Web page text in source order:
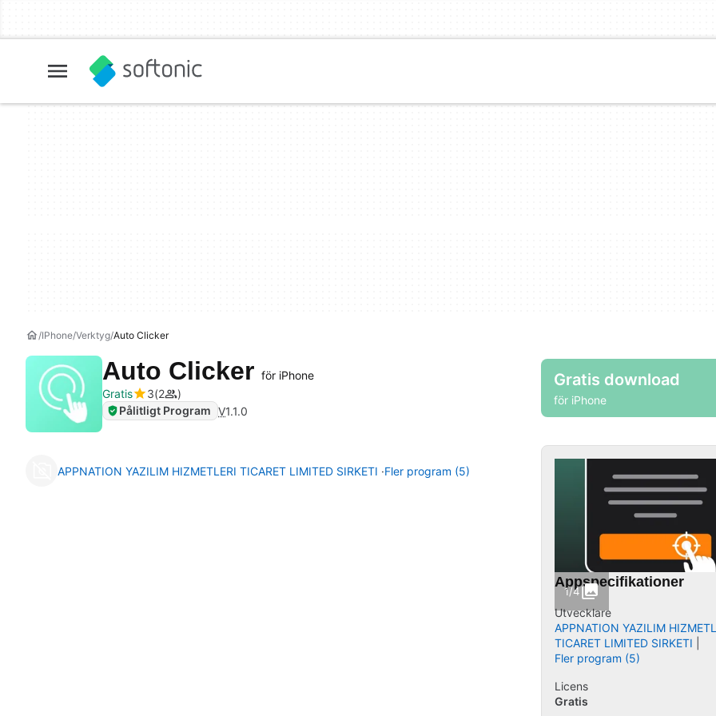
IPhone Verktyg Auto Clicker
Auto Clicker för iPhone
Gratis
3 2
Pålitligt Program V1.1.0
Gratis download
för iPhone
APPNATION YAZILIM HIZMETLERI TICARET LIMITED SIRKETI Fler program (5)
1/4
Appspecifikationer
Utvecklare
APPNATION YAZILIM
TICARET LIMITED SIRKETI
Fler program (5)
Licens
Gratis